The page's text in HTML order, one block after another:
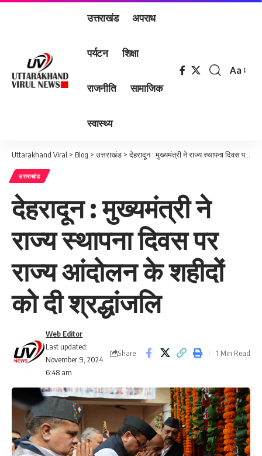
उत्तराखंड अपराध
पर्यटन शिक्षा
राजनीति सामाजिक
स्वास्थ्य
Font
Aa
Uttarakhand Viral > Blog >उत्तराखंड >देहरादून : मुख्यमंत्री ने राज्य स्थापना दिवस पर राज्य आंदोलन के शहीदों को दी श्रद्धांजलि
उत्तराखंड
देहरादून : मुख्यमंत्री ने
राज्य स्थापना दिवस पर
राज्य आंदोलन के शहीदों
को दी श्रद्धांजलि
Last updated:
November 9, 2024
6:48 am
Web Editor
Share 1 Min Read